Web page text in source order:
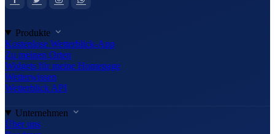
Produkte
Kostenlose Wetterblick-App
Zu meinen Orten
Widgets für meine Homepage
Wetterwissen
Wetterblick API
Unternehmen
Über uns